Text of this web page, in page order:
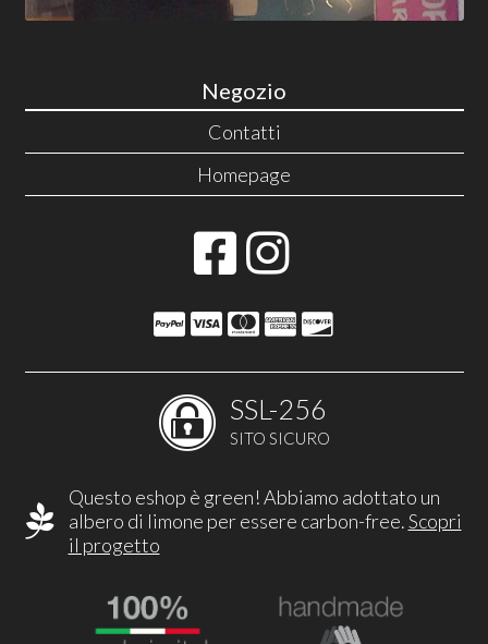
Negozio
Contatti
Homepage
SSL-256
SITO SICURO
Questo eshop è green! Abbiamo adottato un
albero di limone per essere carbon-free.Scopri
il progetto